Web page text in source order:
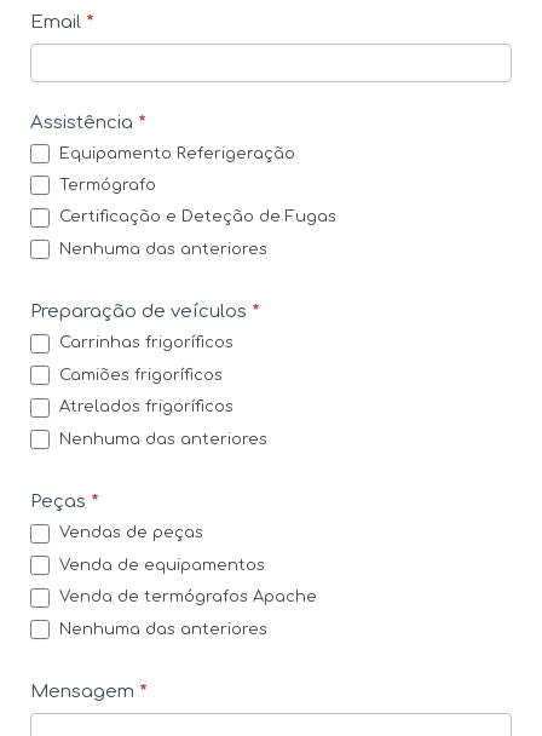
tEmail *
Assistência *
Equipamento Referigeração
Termógrafo
Certificação e Deteção de Fugas
Nenhuma das anteriores
Preparação de veículos *
Carrinhas frigoríficos
Camiões frigoríficos
Atrelados frigoríficos
Nenhuma das anteriores
Peças *
Vendas de peças
Venda de equipamentos
Venda de termógrafos Apache
Nenhuma das anteriores
Mensagem *